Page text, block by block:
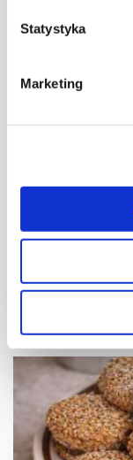
Statystyka
Marketing